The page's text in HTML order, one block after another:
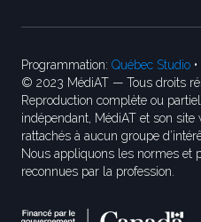
Programmation: Québec Studio
© 2023 MédiAT — Tous droits
Reproduction complète ou
indépendant, MédiAT et son
rattachés à aucun groupe
Nous appliquons les normes et
reconnues par la profession.